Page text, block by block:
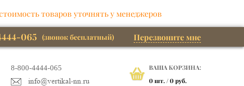
товаров уточнять у менеджеров
065 (звонок бесплатный) Перезвоните мне
8-800-4444-065
info@vertikal-nn.ru
ВАША КОРЗИНА:
0шт. /0 руб.